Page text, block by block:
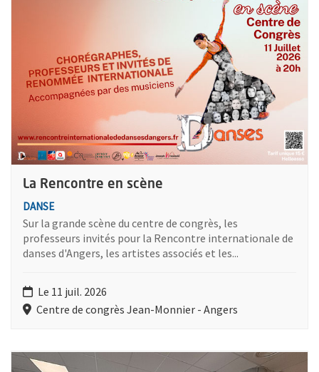
La Rencontre en scène
DANSE
Sur la grande scène du centre de congrès, les
professeurs invités pour la Rencontre internationale de
danses d'Angers, les artistes associés et les...
Le 11 juil. 2026
Centre de congrès Jean-Monnier - Angers
Plus d'information sur l'évènement : Immersion au cœur du